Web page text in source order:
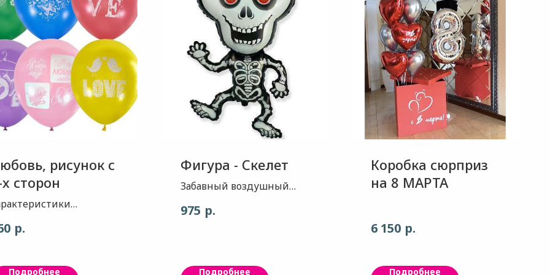
рисунок с
сторон
2. Цвет- Ассорти
в разных
р.
Подробнее
Фигура - Скелет
Забавный воздушный
больше метра в высоту.
975 р.
Подробнее
Коробка сюрприз
на 8 МАРТА
6 150 р.
Подробнее